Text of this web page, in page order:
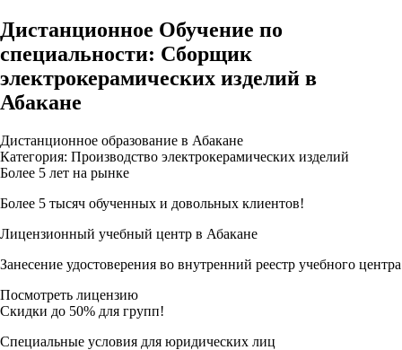
Дистанционное Обучение по
специальности: Сборщик
электрокерамических изделий в
Абакане
Дистанционное образование в Абакане
Категория: Производство электрокерамических изделий
Более 5 лет на рынке
Более 5 тысяч обученных и довольных клиентов!
Лицензионный учебный центр в Абакане
Занесение удостоверения во внутренний реестр учебного центра
Посмотреть лицензию
Скидки до 50% для групп!
Специальные условия для юридических лиц